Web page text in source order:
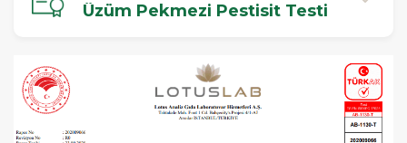
Üzüm Pekmezi Pestisit Testi